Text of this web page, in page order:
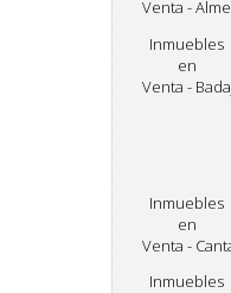
Venta -
Inmuebles
en
Venta -
Inmuebles
en
Venta -
Inmuebles